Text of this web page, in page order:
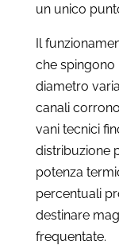
un unico
Il
che spingono
diametro
canali
vani tecnici
distribuzione
potenza
percentuali
destinare
frequentate.